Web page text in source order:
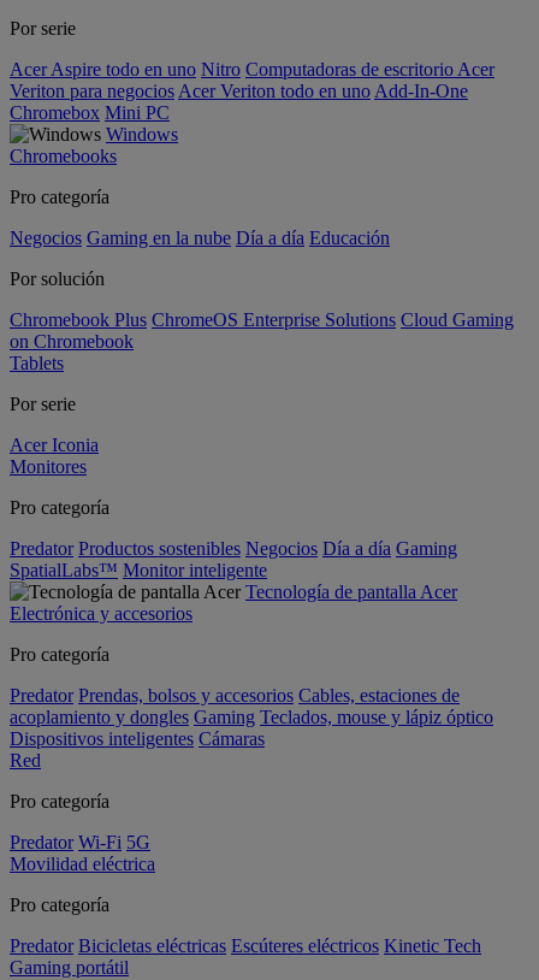
Por serie
Acer Aspire todo en uno Nitro Computadoras de escritorio Acer
Veriton para negocios Acer Veriton todo en uno Add-In-One
Chromebox Mini PC
Windows
Chromebooks
Pro categoría
Negocios Gaming en la nube Día a día Educación
Por solución
Chromebook Plus ChromeOS Enterprise Solutions Cloud Gaming
on Chromebook
Tablets
Por serie
Acer Iconia
Monitores
Pro categoría
Predator Productos sostenibles Negocios Día a día Gaming
SpatialLabs™ Monitor inteligente
Tecnología de pantalla Acer
Electrónica y accesorios
Pro categoría
Predator Prendas, bolsos y accesorios Cables, estaciones de
acoplamiento y dongles Gaming Teclados, mouse y lápiz óptico
Dispositivos inteligentes Cámaras
Red
Pro categoría
Predator Wi-Fi 5G
Movilidad eléctrica
Pro categoría
Predator Bicicletas eléctricas Escúteres eléctricos Kinetic Tech
Gaming portátil